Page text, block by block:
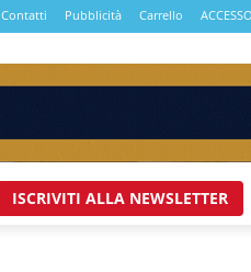
Contatti Pubblicità Carrello
ISCRIVITI ALLA NEWSLETTER